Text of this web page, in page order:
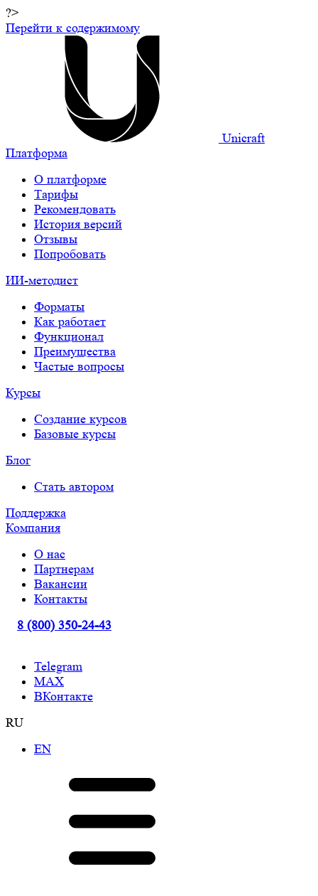
?>
Перейти к содержимому
Unicraft
Платформа
О платформе
Тарифы
Рекомендовать
История версий
Отзывы
Попробовать
ИИ-методист
Форматы
Как работает
Функционал
Преимущества
Частые вопросы
Курсы
Создание курсов
Базовые курсы
Блог
Стать автором
Поддержка
Компания
О нас
Партнерам
Вакансии
Контакты
8 (800) 350-24-43
Telegram
МАХ
ВКонтакте
RU
EN